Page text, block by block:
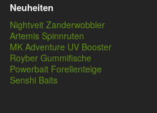
Neuheiten
Nightveit Zanderwobbler
Artemis Spinnruten
MK Adventure UV Booster
Royber Gummifische
Powerbait Forellenteige
Senshi Baits